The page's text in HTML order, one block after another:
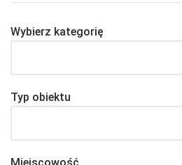
Wybierz kategorię
Typ obiektu
Miejscowość